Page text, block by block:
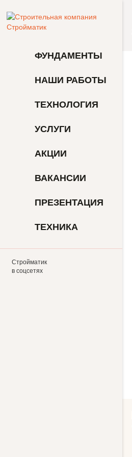
ФУНДАМЕНТЫ
НАШИ РАБОТЫ
ТЕХНОЛОГИЯ
УСЛУГИ
АКЦИИ
ВАКАНСИИ
ПРЕЗЕНТАЦИЯ
ТЕХНИКА
Стройматик
в соцсетях